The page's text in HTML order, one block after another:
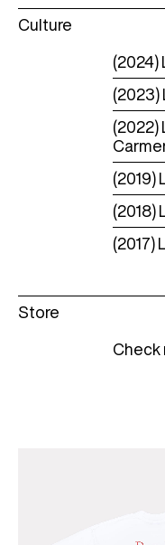
Culture
(2024)
(2023)
(2022)
(2019)
(2018)
(2017)
Store
Check